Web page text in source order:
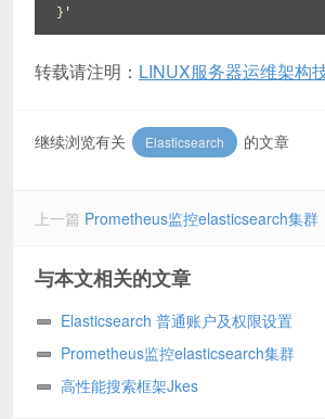
}'
转载请注明： LINUX服务器运维架构
继续浏览有关 Elasticsearch 的文章
上一篇 Prometheus监控elasticsearch集群
与本文相关的文章
Elasticsearch 普通账户及权限设置
Prometheus监控elasticsearch集群
高性能搜索框架Jkes